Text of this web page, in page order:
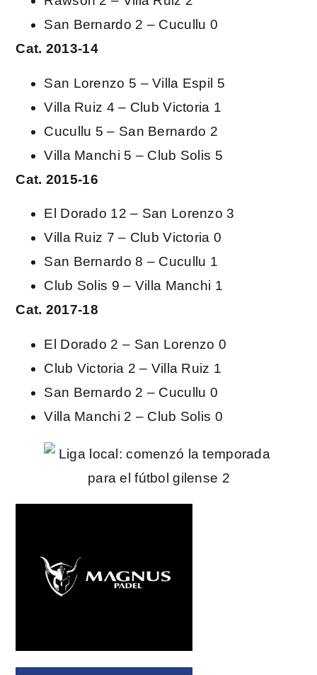
San Bernardo 2 – Cucullu 0
Cat. 2013-14
San Lorenzo 5 – Villa Espil 5
Villa Ruiz 4 – Club Victoria 1
Cucullu 5 – San Bernardo 2
Villa Manchi 5 – Club Solis 5
Cat. 2015-16
El Dorado 12 – San Lorenzo 3
Villa Ruiz 7 – Club Victoria 0
San Bernardo 8 – Cucullu 1
Club Solis 9 – Villa Manchi 1
Cat. 2017-18
El Dorado 2 – San Lorenzo 0
Club Victoria 2 – Villa Ruiz 1
San Bernardo 2 – Cucullu 0
Villa Manchi 2 – Club Solis 0